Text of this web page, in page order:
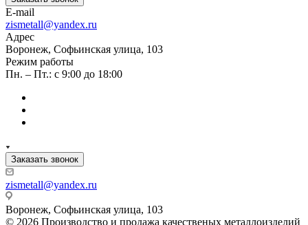
E-mail
zismetall@yandex.ru
Адрес
Воронеж, Софьинская улица, 103
Режим работы
Пн. – Пт.: с 9:00 до 18:00
Заказать звонок
zismetall@yandex.ru
Воронеж, Софьинская улица, 103
© 2026 Производство и продажа качественых металлоизделий